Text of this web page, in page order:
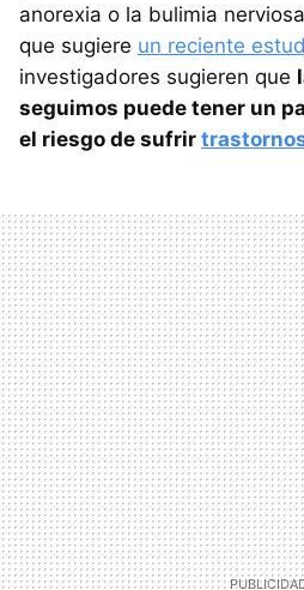
anorexia o la bulimia
que sugiere un reciente
investigadores sugieren que
seguimos puede tener un
el riesgo de sufrir